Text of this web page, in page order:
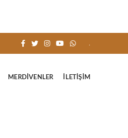
MERDIVENLER İLETIŞIM